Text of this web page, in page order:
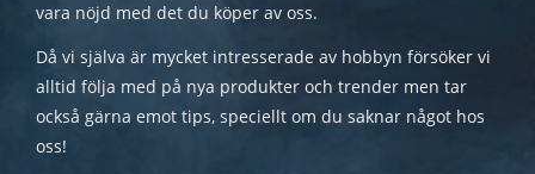
vara nöjd med det du köper av oss.
Då vi själva är mycket intresserade av hobbyn försöker vi
alltid följa med på nya produkter och trender men tar
också gärna emot tips, speciellt om du saknar något hos
oss!